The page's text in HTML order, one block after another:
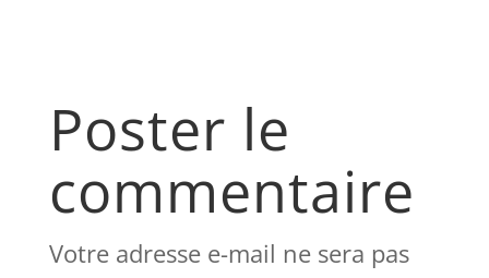
Poster le
commentaire
Votre adresse e-mail ne sera pas